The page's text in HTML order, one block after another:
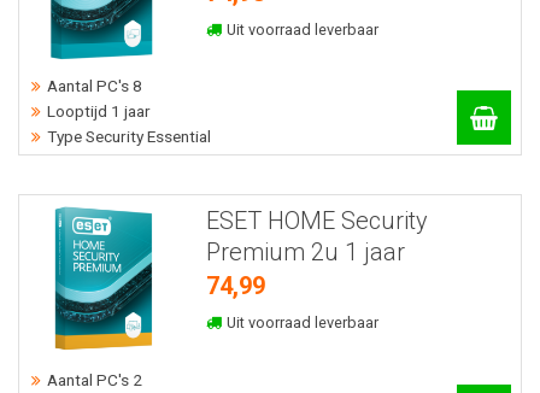
Uit voorraad leverbaar
Aantal PC's 8
Looptijd 1 jaar
Type Security Essential
ESET HOME Security
Premium 2u 1 jaar
74,99
Uit voorraad leverbaar
Aantal PC's 2